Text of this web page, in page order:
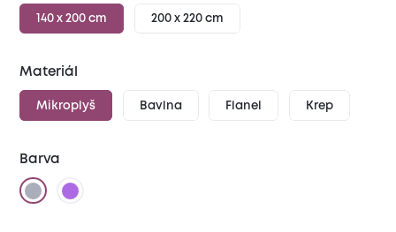
140 x 200 cm 200 x 220 cm
Materiál
Mikroplyš Bavlna Flanel Krep
Barva